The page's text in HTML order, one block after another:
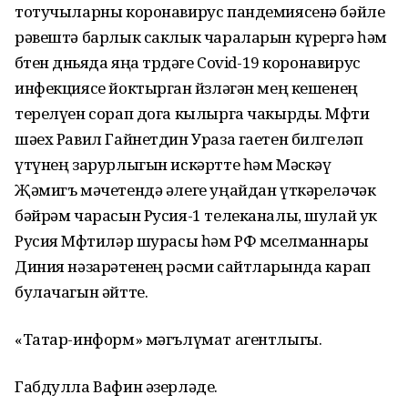
тотучыларны коронавирус пандемиясенә бәйле
рәвештә барлык саклык чараларын күрергә һәм
бөтен дөньяда яңа төрдәге Covid-19 коронавирус
инфекциясе йоктырган йөзләгән мең кешенең
терелүен сорап дога кылырга чакырды. Мөфти
шәех Равил Гайнетдин Ураза гаетен билгеләп
үтүнең зарурлыгын искәртте һәм Мәскәү
Җәмигъ мәчетендә әлеге уңайдан үткәреләчәк
бәйрәм чарасын Русия-1 телеканалы, шулай ук
Русия Мөфтиләр шурасы һәм РФ мөселманнары
Диния нәзарәтенең рәсми сайтларында карап
булачагын әйтте.
«Татар-информ» мәгълүмат агентлыгы.
Габдулла Вафин әзерләде.